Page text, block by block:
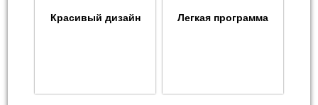
Красивый дизайн Легкая программа